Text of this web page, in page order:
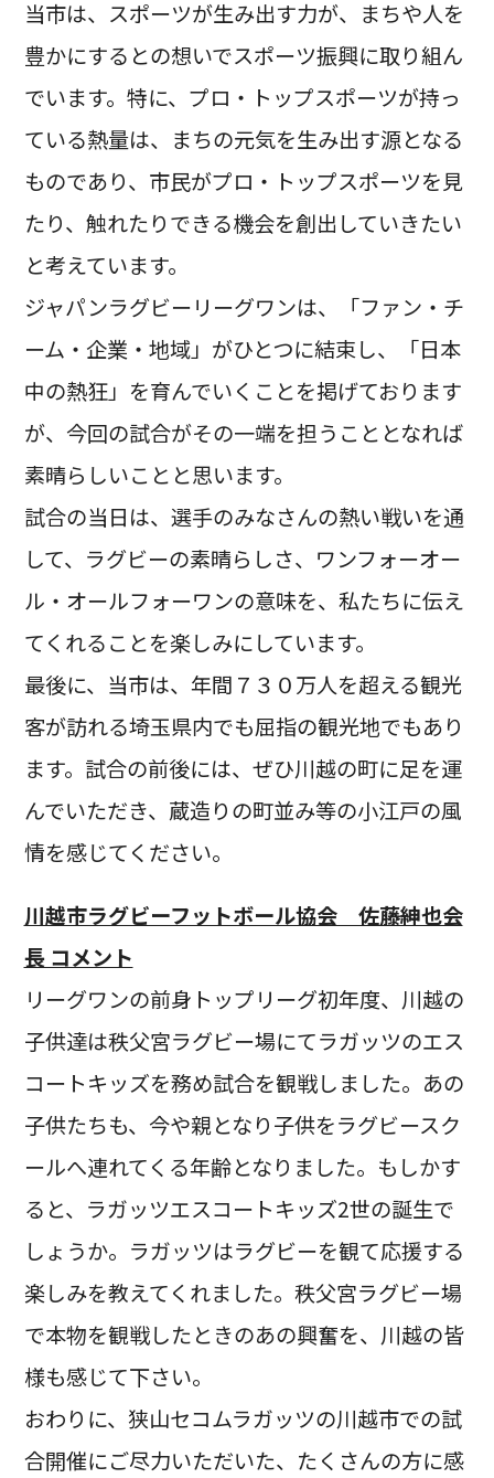
当市は、スポーツが生み出す力が、まちや人を
豊かにするとの想いでスポーツ振興に取り組ん
でいます。特に、プロ・トップスポーツが持っ
ている熱量は、まちの元気を生み出す源となる
ものであり、市民がプロ・トップスポーツを見
たり、触れたりできる機会を創出していきたい
と考えています。
ジャパンラグビーリーグワンは、「ファン・チ
ーム・企業・地域」がひとつに結束し、「日本
中の熱狂」を育んでいくことを掲げております
が、今回の試合がその一端を担うこととなれば
素晴らしいことと思います。
試合の当日は、選手のみなさんの熱い戦いを通
して、ラグビーの素晴らしさ、ワンフォーオー
ル・オールフォーワンの意味を、私たちに伝え
てくれることを楽しみにしています。
最後に、当市は、年間７３０万人を超える観光
客が訪れる埼玉県内でも屈指の観光地でもあり
ます。試合の前後には、ぜひ川越の町に足を運
んでいただき、蔵造りの町並み等の小江戸の風
情を感じてください。
川越市ラグビーフットボール協会 佐藤紳也会
長 コメント
リーグワンの前身トップリーグ初年度、川越の
子供達は秩父宮ラグビー場にてラガッツのエス
コートキッズを務め試合を観戦しました。あの
子供たちも、今や親となり子供をラグビースク
ールへ連れてくる年齢となりました。もしかす
ると、ラガッツエスコートキッズ2世の誕生で
しょうか。ラガッツはラグビーを観て応援する
楽しみを教えてくれました。秩父宮ラグビー場
で本物を観戦したときのあの興奮を、川越の皆
様も感じて下さい。
おわりに、狭山セコムラガッツの川越市での試
合開催にご尽力いただいた、たくさんの方に感